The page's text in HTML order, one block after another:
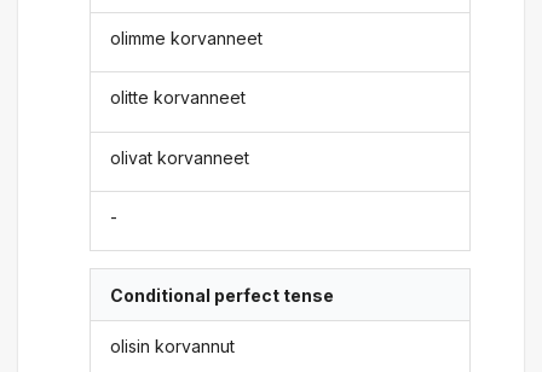
olimme korvanneet
olitte korvanneet
olivat korvanneet
-
Conditional perfect tense
olisin korvannut